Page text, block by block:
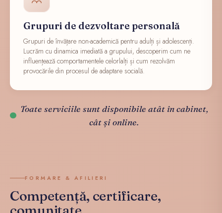
Grupuri de dezvoltare personală
Grupuri de învățare non-academică pentru adulți și adolescenți.
Lucrăm cu dinamica imediată a grupului, descoperim cum ne
influențează comportamentele celorlalți și cum rezolvăm
provocările din procesul de adaptare socială.
Toate serviciile sunt disponibile atât în cabinet,
cât și online.
FORMARE & AFILIERI
Competență, certificare,